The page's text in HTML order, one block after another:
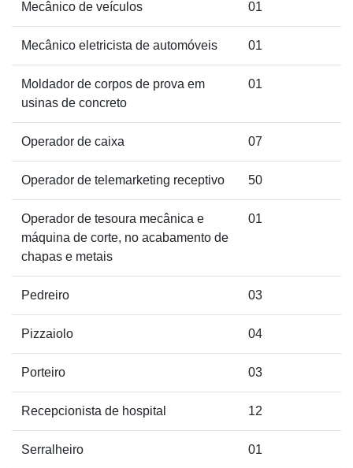
Mecânico de veículos 01
Mecânico eletricista de automóveis 01
Moldador de corpos de prova em
usinas de concreto
01
Operador de caixa 07
Operador de telemarketing receptivo 50
Operador de tesoura mecânica e
máquina de corte, no acabamento de
chapas e metais
01
Pedreiro 03
Pizzaiolo 04
Porteiro 03
Recepcionista de hospital 12
Serralheiro 01